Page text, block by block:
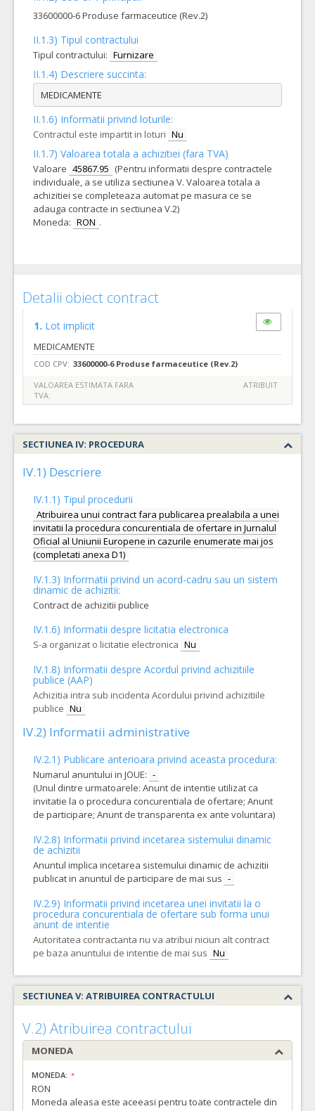
33600000-6 Produse farmaceutice (Rev.2)
II.1.3) Tipul contractului
Tipul contractului: Furnizare
II.1.4) Descriere succinta:
MEDICAMENTE
II.1.6) Informatii privind loturile:
Contractul este impartit in loturi Nu
II.1.7) Valoarea totala a achizitiei (fara TVA)
Valoare 45867.95 (Pentru informatii despre contractele
individuale, a se utiliza sectiunea V. Valoarea totala a
achizitiei se completeaza automat pe masura ce se
adauga contracte in sectiunea V.2)
Moneda: RON .
Detalii obiect contract
1. Lot implicit
MEDICAMENTE
COD CPV: 33600000-6 Produse farmaceutice (Rev.2)
VALOAREA ESTIMATA FARA
TVA:
ATRIBUIT
SECTIUNEA IV: PROCEDURA
IV.1) Descriere
IV.1.1) Tipul procedurii
Atribuirea unui contract fara publicarea prealabila a unei
invitatii la procedura concurentiala de ofertare in Jurnalul
Oficial al Uniunii Europene in cazurile enumerate mai jos
(completati anexa D1)
IV.1.3) Informatii privind un acord-cadru sau un sistem
dinamic de achizitii:
Contract de achizitii publice
IV.1.6) Informatii despre licitatia electronica
S-a organizat o licitatie electronica Nu
IV.1.8) Informatii despre Acordul privind achizitiile
publice (AAP)
Achizitia intra sub incidenta Acordului privind achizitiile
publice Nu
IV.2) Informatii administrative
IV.2.1) Publicare anterioara privind aceasta procedura:
Numarul anuntului in JOUE: -
(Unul dintre urmatoarele: Anunt de intentie utilizat ca
invitatie la o procedura concurentiala de ofertare; Anunt
de participare; Anunt de transparenta ex ante voluntara)
IV.2.8) Informatii privind incetarea sistemului dinamic
de achizitii
Anuntul implica incetarea sistemului dinamic de achizitii
publicat in anuntul de participare de mai sus -
IV.2.9) Informatii privind incetarea unei invitatii la o
procedura concurentiala de ofertare sub forma unui
anunt de intentie
Autoritatea contractanta nu va atribui niciun alt contract
pe baza anuntului de intentie de mai sus Nu
SECTIUNEA V: ATRIBUIREA CONTRACTULUI
V.2) Atribuirea contractului
MONEDA
MONEDA:
RON
Moneda aleasa este aceeasi pentru toate contractele din